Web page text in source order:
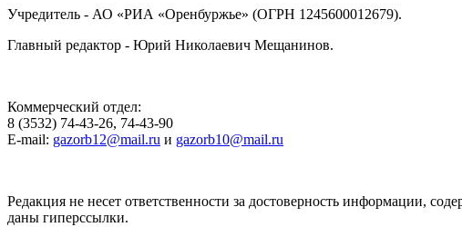
Учредитель - АО «РИА «Оренбуржье» (ОГРН 1245600012679).
Главный редактор - Юрий Николаевич Мещанинов.
Коммерческий отдел:
8 (3532) 74-43-26, 74-43-90
E-mail: gazorb12@mail.ru и gazorb10@mail.ru
Редакция не несет ответственности за достоверность информации,
даны гиперссылки.